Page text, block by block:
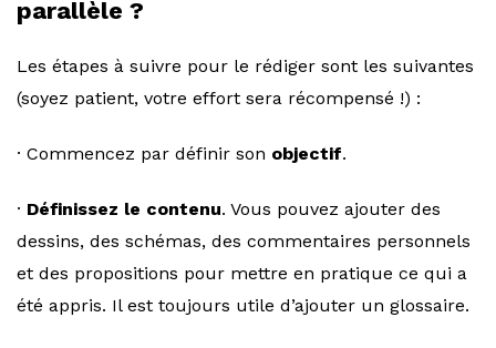
parallèle ?
Les étapes à suivre pour le rédiger sont les suivantes
(soyez patient, votre effort sera récompensé !) :
· Commencez par définir son objectif.
· Définissez le contenu. Vous pouvez ajouter des
dessins, des schémas, des commentaires personnels
et des propositions pour mettre en pratique ce qui a
été appris. Il est toujours utile d’ajouter un glossaire.